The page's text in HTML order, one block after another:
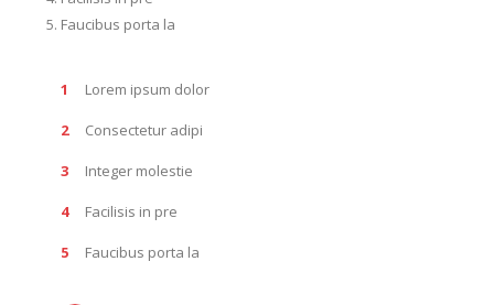
Faucibus porta la
Lorem ipsum dolor
Consectetur adipi
Integer molestie
Facilisis in pre
Faucibus porta la